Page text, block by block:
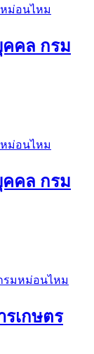
คล กรม
คล กรม
รเกษตร